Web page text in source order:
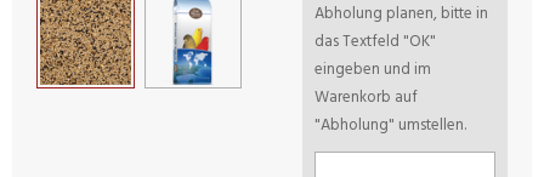
Abholung planen, bitte in
das Textfeld "OK"
eingeben und im
Warenkorb auf
"Abholung" umstellen.